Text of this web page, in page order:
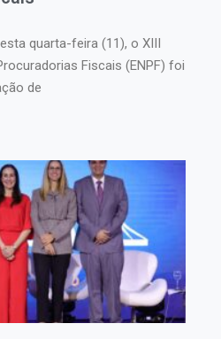
quarta-feira (11), o XIII
Fiscais (ENPF) foi
de